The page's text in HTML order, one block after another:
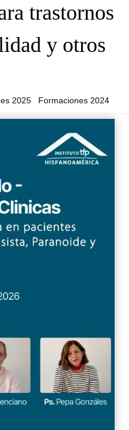
trastornos
y otros
2025 Formaciones 2024